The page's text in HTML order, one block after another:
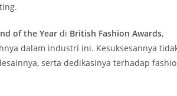
of the Year di British Fashion Awards,
dalam industri ini. Kesuksesannya
serta dedikasinya terhadap